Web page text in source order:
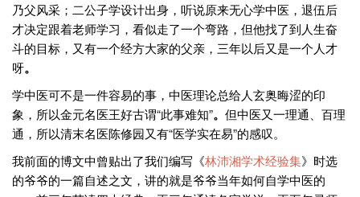
乃父风采；二公子学设计出身，听说原来无心学中医，退伍后
才决定跟着老师学习，看似走了一个弯路，但他找了到人生奋
斗的目标，又有一个经方大家的父亲，三年以后又是一个人才
呀。
学中医可不是一件容易的事，中医理论总给人玄奥晦涩的印
象，所以金元名医王好古谓“此事难知”。 但中医又一理通、百理
通，所以清末名医陈修园又有“医学实在易”的感叹。
我前面的博文中曾贴出了我们编写《林沛湘学术经验集》时选
的爷爷的一篇自述之文，讲的就是爷爷当年如何自学中医的